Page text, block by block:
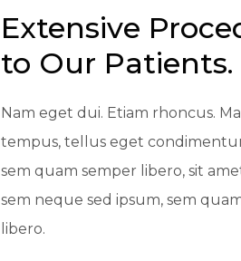
Extensive
to Our Patients.
Nam eget dui. Etiam rhoncus.
tempus, tellus eget
sem quam semper libero, sit
sem neque sed ipsum, sem
libero.